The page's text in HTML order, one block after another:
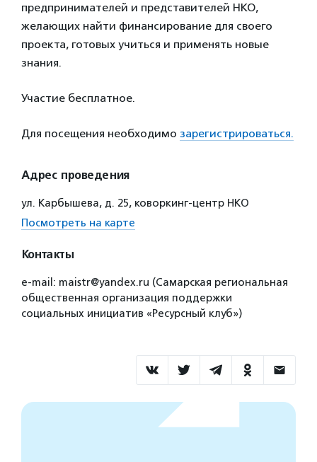
предпринимателей и представителей НКО,
желающих найти финансирование для своего
проекта, готовых учиться и применять новые
знания.
Участие бесплатное.
Для посещения необходимо зарегистрироваться.
Адрес проведения
ул. Карбышева, д. 25, коворкинг-центр НКО
Посмотреть на карте
Контакты
e-mail: maistr@yandex.ru (Самарская региональная
общественная организация поддержки
социальных инициатив «Ресурсный клуб»)